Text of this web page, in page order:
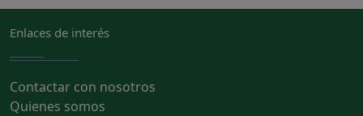
Enlaces de interés
Contactar con nosotros
Quienes somos